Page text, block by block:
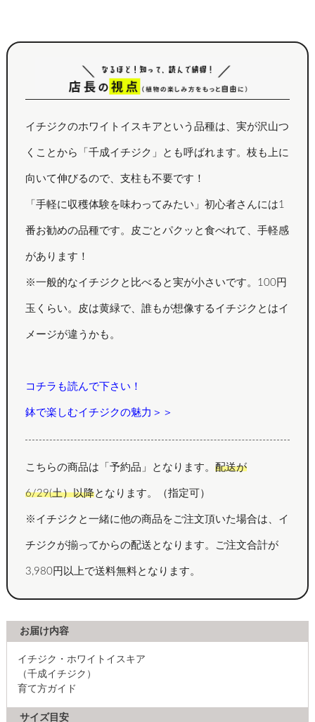
イチジクのホワイトイスキアという品種は、実が沢山つ
くことから「千成イチジク」とも呼ばれます。枝も上に
向いて伸びるので、支柱も不要です！
「手軽に収穫体験を味わってみたい」初心者さんには1
番お勧めの品種です。皮ごとパクッと食べれて、手軽感
があります！
※一般的なイチジクと比べると実が小さいです。100円
玉くらい。皮は黄緑で、誰もが想像するイチジクとはイ
メージが違うかも。
コチラも読んで下さい！
鉢で楽しむイチジクの魅力＞＞
こちらの商品は「予約品」となります。 配送が
6/29(土）以降となります。（指定可）
※イチジクと一緒に他の商品をご注文頂いた場合は、イ
チジクが揃ってからの配送となります。ご注文合計が
3,980円以上で送料無料となります。
お届け内容
イチジク・ホワイトイスキア
（千成イチジク）
育て方ガイド
サイズ目安